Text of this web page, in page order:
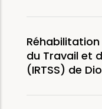
du Travail et
(IRTSS) de